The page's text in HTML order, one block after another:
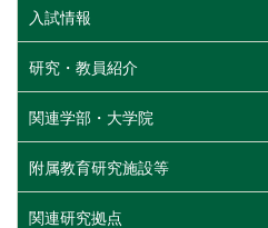
入試情報
研究・教員紹介
関連学部・大学院
附属教育研究施設等
関連研究拠点